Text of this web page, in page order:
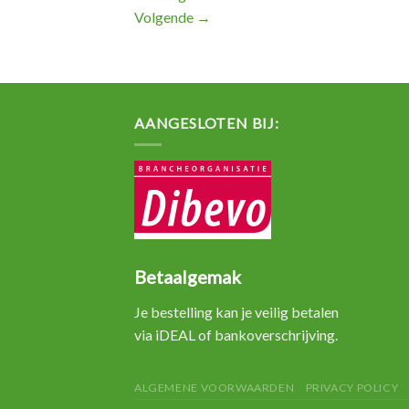
Volgende →
AANGESLOTEN BIJ:
Betaalgemak
Je bestelling kan je veilig betalen
via iDEAL of bankoverschrijving.
ALGEMENE VOORWAARDEN PRIVACY POLICY